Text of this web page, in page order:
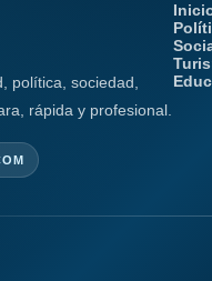
política, sociedad,
rápida y profesional.